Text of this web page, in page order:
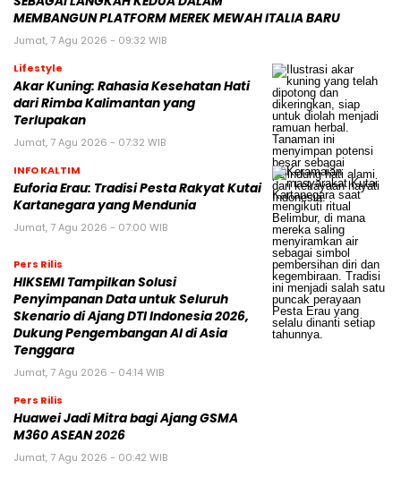
MEMBANGUN PLATFORM MEREK MEWAH ITALIA BARU
Jumat, 7 Agu 2026 - 09:32 WIB
Lifestyle
Akar Kuning: Rahasia Kesehatan Hati
dari Rimba Kalimantan yang
Terlupakan
Jumat, 7 Agu 2026 - 07:32 WIB
INFO KALTIM
Euforia Erau: Tradisi Pesta Rakyat Kutai
Kartanegara yang Mendunia
Jumat, 7 Agu 2026 - 07:00 WIB
Pers Rilis
HIKSEMI Tampilkan Solusi
Penyimpanan Data untuk Seluruh
Skenario di Ajang DTI Indonesia 2026,
Dukung Pengembangan AI di Asia
Tenggara
Jumat, 7 Agu 2026 - 04:14 WIB
Pers Rilis
Huawei Jadi Mitra bagi Ajang GSMA
M360 ASEAN 2026
Jumat, 7 Agu 2026 - 00:42 WIB